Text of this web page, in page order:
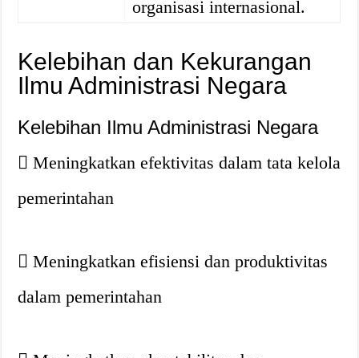
organisasi internasional.
Kelebihan dan Kekurangan
Ilmu Administrasi Negara
Kelebihan Ilmu Administrasi Negara
Meningkatkan efektivitas dalam tata kelola
pemerintahan
Meningkatkan efisiensi dan produktivitas
dalam pemerintahan